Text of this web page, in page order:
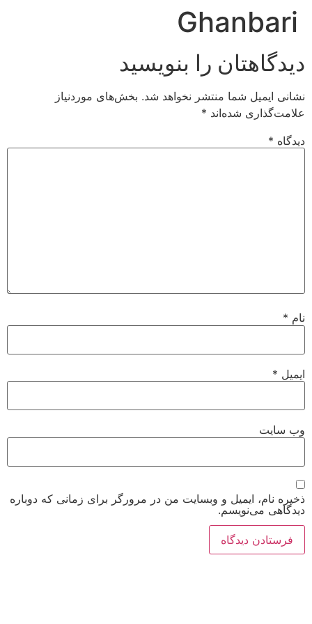
پرشGhanbari
دیدگاهتان را بنویسید
نشانی ایمیل شما منتشر نخواهد شد. بخش‌های موردنیاز
علامت‌گذاری شده‌اند *
دیدگاه *
نام *
ایمیل *
وب‌ سایت
ذخیره نام، ایمیل و وبسایت من در مرورگر برای زمانی که دوباره
دیدگاهی می‌نویسم.